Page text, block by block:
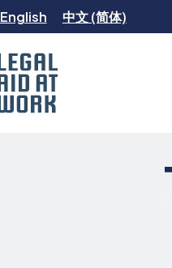
English 中文 (简体)